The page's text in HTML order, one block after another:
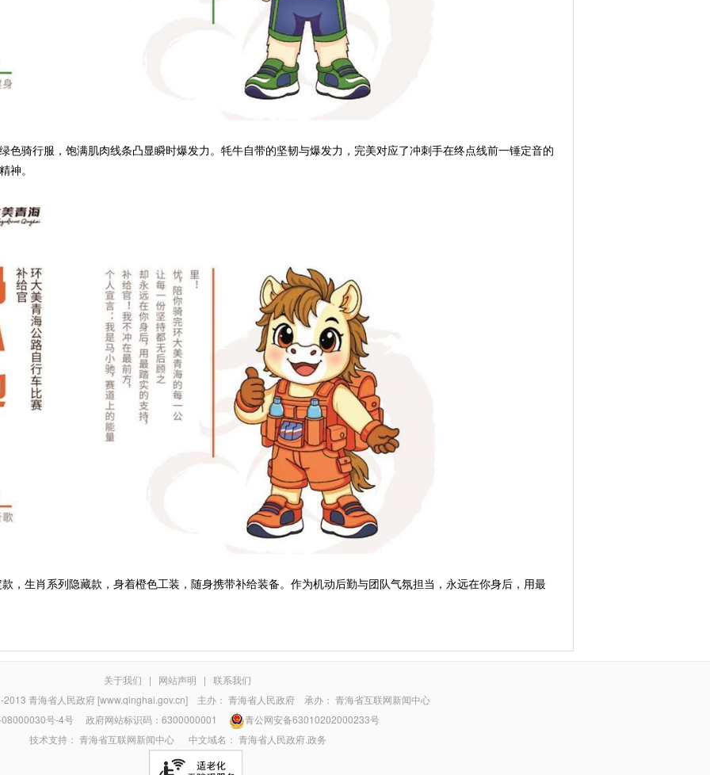
行服，饱满肌肉线条凸显瞬时爆发力。牦牛自带的坚韧与爆发力，完美对应了冲刺手在终点线前一锤定音的
神。
肖系列隐藏款，身着橙色工装，随身携带补给装备。作为机动后勤与团队气氛担当，永远在你身后，用最
关于我们 | 网站声明 | 联系我们
2013 青海省人民政府 [www.qinghai.gov.cn] 主办： 青海省人民政府 承办： 青海省互联网新闻中心
号-4号政府网站标识码：6300000001
青公网安备63010202000233号
技术支持： 青海省互联网新闻中心中文域名： 青海省人民政府.政务